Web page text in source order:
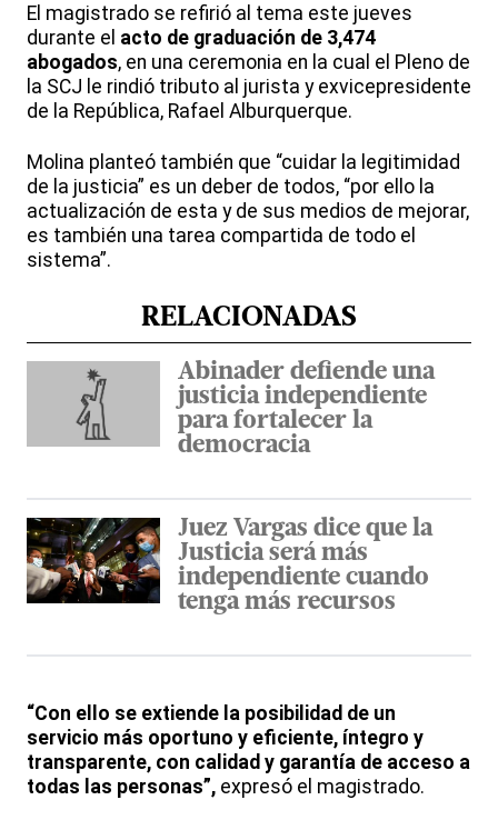
El magistrado se refirió al tema este jueves
durante el acto de graduación de 3,474
abogados, en una ceremonia en la cual el Pleno de
la SCJ le rindió tributo al jurista y exvicepresidente
de la República, Rafael Alburquerque.
Molina planteó también que “cuidar la legitimidad
de la justicia” es un deber de todos, “por ello la
actualización de esta y de sus medios de mejorar,
es también una tarea compartida de todo el
sistema”.
RELACIONADAS
Abinader defiende una
justicia independiente
para fortalecer la
democracia
Juez Vargas dice que la
Justicia será más
independiente cuando
tenga más recursos
“Con ello se extiende la posibilidad de un
servicio más oportuno y eficiente, íntegro y
transparente, con calidad y garantía de acceso a
todas las personas”, expresó el magistrado.